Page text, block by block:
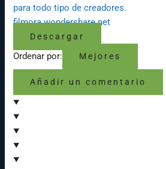
para todo tipo de creadores.
filmora.wondershare.net
Descargar
Ordenar por: Mejores
Añadir un comentario